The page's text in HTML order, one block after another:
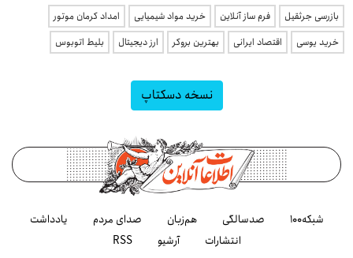
بازرسی جرثقیل فرم ساز آنلاین خرید مواد شیمیایی
امداد کرمان موتور
خرید یوسی
اقتصاد ایرانی بهترین بروکر ارز دیجیتال بلیط اتوبوس
نسخه دسکتاپ
شبکه۱۰۰ صدسالگی هم‌زبان صدای مردم
یادداشت
انتشارات
آرشیو RSS